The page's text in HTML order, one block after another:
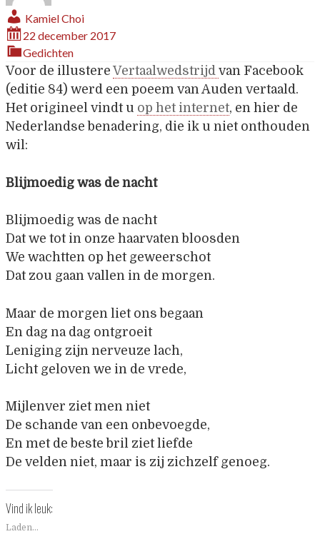
Kamiel Choi
22 december 2017
Gedichten
Voor de illustere Vertaalwedstrijd van Facebook
(editie 84) werd een poeem van Auden vertaald.
Het origineel vindt u op het internet, en hier de
Nederlandse benadering, die ik u niet onthouden
wil:
Blijmoedig was de nacht
Blijmoedig was de nacht
Dat we tot in onze haarvaten bloosden
We wachtten op het geweerschot
Dat zou gaan vallen in de morgen.
Maar de morgen liet ons begaan
En dag na dag ontgroeit
Leniging zijn nerveuze lach,
Licht geloven we in de vrede,
Mijlenver ziet men niet
De schande van een onbevoegde,
En met de beste bril ziet liefde
De velden niet, maar is zij zichzelf genoeg.
Vind ik leuk:
Laden...